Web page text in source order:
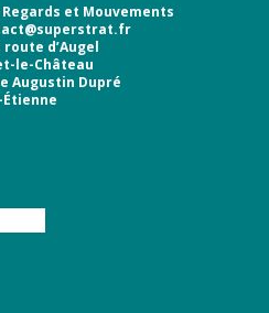
et Mouvements
route d’Augel
le-Château
Augustin Dupré
Étienne